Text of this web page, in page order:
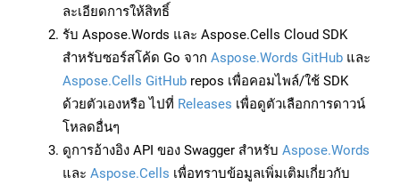
ละเอียดการให้สิทธิ์
รับ Aspose.Words และ Aspose.Cells Cloud SDK
สำหรับซอร์สโค้ด Go จาก Aspose.Words GitHub และ
Aspose.Cells GitHub repos เพื่อคอมไพล์/ใช้ SDK
ด้วยตัวเองหรือ ไปที่ Releases เพื่อดูตัวเลือกการดาวน์
โหลดอื่นๆ
ดูการอ้างอิง API ของ Swagger สำหรับ Aspose.Words
และ Aspose.Cells เพื่อทราบข้อมูลเพิ่มเติมเกี่ยวกับ